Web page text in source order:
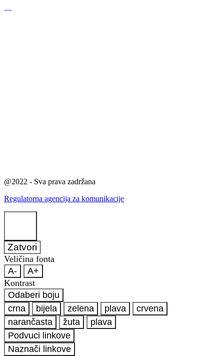
@2022 - Sva prava zadržana
Regulatorna agencija za komunikacije
Zatvori
Veličina fonta
A-
A+
Kontrast
Odaberi boju
crna
bijela zelena plava
crvena
narančasta
žuta
plava
Podvuci linkove
Naznači linkove